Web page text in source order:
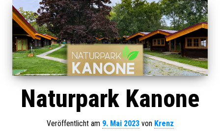
Naturpark Kanone
Veröffentlicht am 9. Mai 2023von Krenz